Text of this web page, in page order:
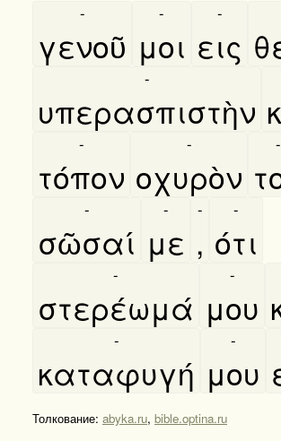
γενοῦ
-
μοι
-
εις
-
υπερασπιστὴν
-
τόπον
-
οχυρὸν
- -
σῶσαί
-
με
-
,
-
ότι
-
στερέωμά
-
μου
-
καταφυγή
-
μου
-
Толкование: abyka.ru, bible.optina.ru